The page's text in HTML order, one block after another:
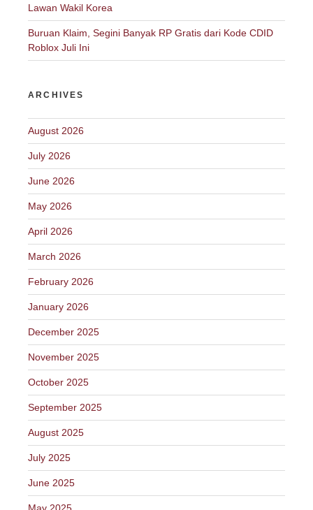
Lawan Wakil Korea
Buruan Klaim, Segini Banyak RP Gratis dari Kode CDID
Roblox Juli Ini
ARCHIVES
August 2026
July 2026
June 2026
May 2026
April 2026
March 2026
February 2026
January 2026
December 2025
November 2025
October 2025
September 2025
August 2025
July 2025
June 2025